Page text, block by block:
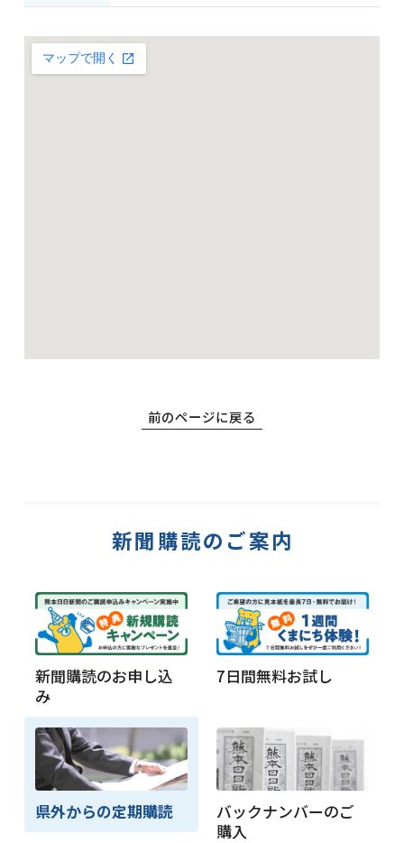
前のページに戻る
新聞購読のご案内
新聞購読のお申し込
み
7日間無料お試し
県外からの定期購読
バックナンバーのご
購入